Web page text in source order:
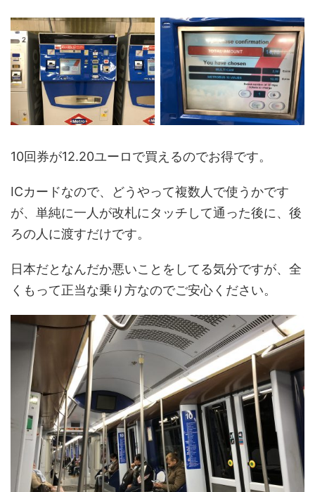
10回券が12.20ユーロで買えるのでお得です。
ICカードなので、どうやって複数人で使うかです
が、単純に一人が改札にタッチして通った後に、後
ろの人に渡すだけです。
日本だとなんだか悪いことをしてる気分ですが、全
くもって正当な乗り方なのでご安心ください。